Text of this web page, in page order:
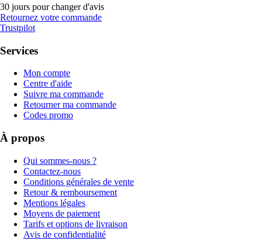
30 jours pour changer d'avis
Retournez votre commande
Trustpilot
Services
Mon compte
Centre d'aide
Suivre ma commande
Retourner ma commande
Codes promo
À propos
Qui sommes-nous ?
Contactez-nous
Conditions générales de vente
Retour & remboursement
Mentions légales
Moyens de paiement
Tarifs et options de livraison
Avis de confidentialité